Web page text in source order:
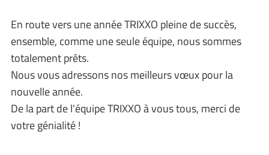
En route vers une année TRIXXO pleine de succès,
ensemble, comme une seule équipe, nous sommes
totalement prêts.
Nous vous adressons nos meilleurs vœux pour la
nouvelle année.
De la part de l'équipe TRIXXO à vous tous, merci de
votre génialité !